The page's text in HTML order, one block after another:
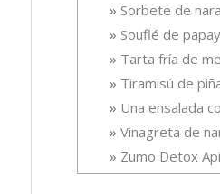
Sorbete de
Souflé de
Tarta fría de
Tiramisú de
Una ensalada
Vinagreta de
Zumo Detox